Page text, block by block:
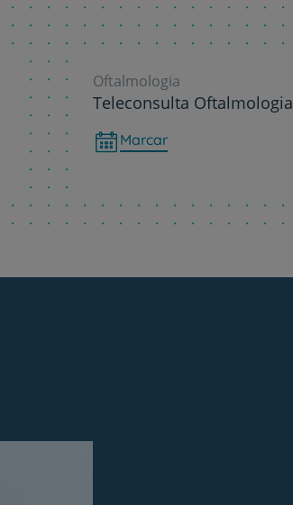
Oftalmologia
Teleconsulta Oftalmologia
Marcar